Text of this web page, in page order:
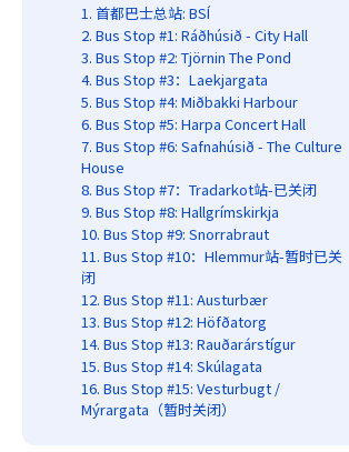
1. 首都巴士总站: BSÍ
2. Bus Stop #1: Ráðhúsið - City Hall
3. Bus Stop #2: Tjörnin The Pond
4. Bus Stop #3：Laekjargata
5. Bus Stop #4: Miðbakki Harbour
6. Bus Stop #5: Harpa Concert Hall
7. Bus Stop #6: Safnahúsið - The Culture
House
8. Bus Stop #7：Tradarkot站-已关闭
9. Bus Stop #8: Hallgrímskirkja
10. Bus Stop #9: Snorrabraut
11. Bus Stop #10：Hlemmur站-暂时已关
闭
12. Bus Stop #11: Austurbær
13. Bus Stop #12: Höfðatorg
14. Bus Stop #13: Rauðarárstígur
15. Bus Stop #14: Skúlagata
16. Bus Stop #15: Vesturbugt /
Mýrargata（暂时关闭）